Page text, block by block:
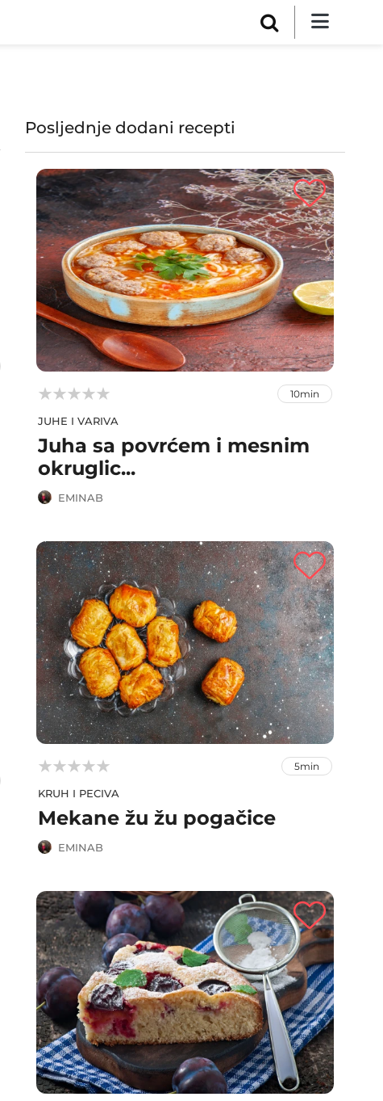
Posljednje dodani recepti


 10min
JUHE I VARIVA
Juha sa povrćem i mesnim
okruglic...
EMINAB


 5min
KRUH I PECIVA
Mekane žu žu pogačice
EMINAB